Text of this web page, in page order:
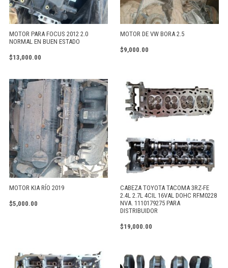
MOTOR PARA FOCUS 2012 2.0
NORMAL EN BUEN ESTADO
$13,000.00
MOTOR DE VW BORA 2.5
$9,000.00
MOTOR KIA RÍO 2019
$5,000.00
CABEZA TOYOTA TACOMA 3RZ-FE
2.4L 2.7L 4CIL 16VAL DOHC RFM0228
NVA. 1110179275 PARA
DISTRIBUIDOR
$19,000.00